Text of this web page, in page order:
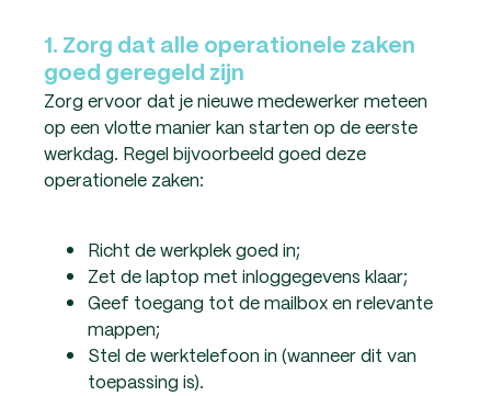
1. Zorg dat alle operationele zaken
goed geregeld zijn
Zorg ervoor dat je nieuwe medewerker meteen
op een vlotte manier kan starten op de eerste
werkdag. Regel bijvoorbeeld goed deze
operationele zaken:
Richt de werkplek goed in;
Zet de laptop met inloggegevens klaar;
Geef toegang tot de mailbox en relevante
mappen;
Stel de werktelefoon in (wanneer dit van
toepassing is).